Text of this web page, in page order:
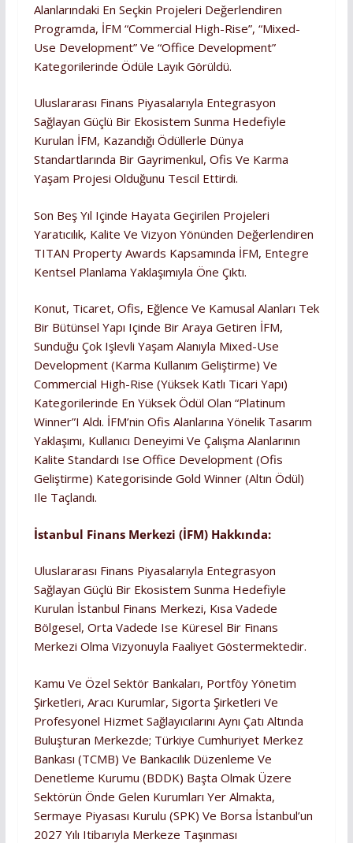
Alanlarındaki En Seçkin Projeleri Değerlendiren
Programda, İFM “Commercial High-Rise”, “Mixed-
Use Development” Ve “Office Development”
Kategorilerinde Ödüle Layık Görüldü.
Uluslararası Finans Piyasalarıyla Entegrasyon
Sağlayan Güçlü Bir Ekosistem Sunma Hedefiyle
Kurulan İFM, Kazandığı Ödüllerle Dünya
Standartlarında Bir Gayrimenkul, Ofis Ve Karma
Yaşam Projesi Olduğunu Tescil Ettirdi.
Son Beş Yıl Içinde Hayata Geçirilen Projeleri
Yaratıcılık, Kalite Ve Vizyon Yönünden Değerlendiren
TITAN Property Awards Kapsamında İFM, Entegre
Kentsel Planlama Yaklaşımıyla Öne Çıktı.
Konut, Ticaret, Ofis, Eğlence Ve Kamusal Alanları Tek
Bir Bütünsel Yapı Içinde Bir Araya Getiren İFM,
Sunduğu Çok Işlevli Yaşam Alanıyla Mixed-Use
Development (Karma Kullanım Geliştirme) Ve
Commercial High-Rise (Yüksek Katlı Ticari Yapı)
Kategorilerinde En Yüksek Ödül Olan “Platinum
Winner”ı Aldı. İFM’nin Ofis Alanlarına Yönelik Tasarım
Yaklaşımı, Kullanıcı Deneyimi Ve Çalışma Alanlarının
Kalite Standardı Ise Office Development (Ofis
Geliştirme) Kategorisinde Gold Winner (Altın Ödül)
Ile Taçlandı.
İstanbul Finans Merkezi (İFM) Hakkında:
Uluslararası Finans Piyasalarıyla Entegrasyon
Sağlayan Güçlü Bir Ekosistem Sunma Hedefiyle
Kurulan İstanbul Finans Merkezi, Kısa Vadede
Bölgesel, Orta Vadede Ise Küresel Bir Finans
Merkezi Olma Vizyonuyla Faaliyet Göstermektedir.
Kamu Ve Özel Sektör Bankaları, Portföy Yönetim
Şirketleri, Aracı Kurumlar, Sigorta Şirketleri Ve
Profesyonel Hizmet Sağlayıcılarını Aynı Çatı Altında
Buluşturan Merkezde; Türkiye Cumhuriyet Merkez
Bankası (TCMB) Ve Bankacılık Düzenleme Ve
Denetleme Kurumu (BDDK) Başta Olmak Üzere
Sektörün Önde Gelen Kurumları Yer Almakta,
Sermaye Piyasası Kurulu (SPK) Ve Borsa İstanbul’un
2027 Yılı Itibarıyla Merkeze Taşınması